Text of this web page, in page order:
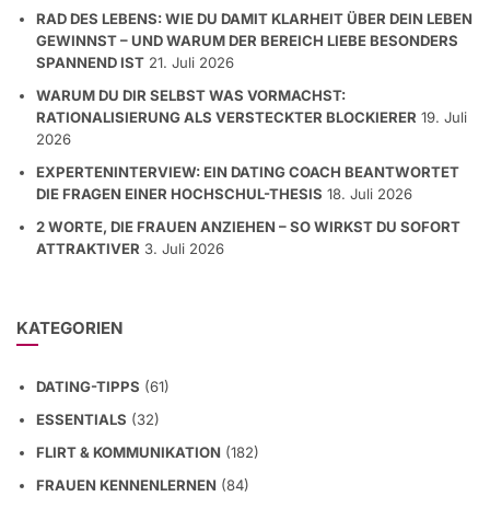
RAD DES LEBENS: WIE DU DAMIT KLARHEIT ÜBER DEIN LEBEN
GEWINNST – UND WARUM DER BEREICH LIEBE BESONDERS
SPANNEND IST 21. Juli 2026
WARUM DU DIR SELBST WAS VORMACHST:
RATIONALISIERUNG ALS VERSTECKTER BLOCKIERER 19. Juli
2026
EXPERTENINTERVIEW: EIN DATING COACH BEANTWORTET
DIE FRAGEN EINER HOCHSCHUL-THESIS 18. Juli 2026
2 WORTE, DIE FRAUEN ANZIEHEN – SO WIRKST DU SOFORT
ATTRAKTIVER 3. Juli 2026
KATEGORIEN
DATING-TIPPS (61)
ESSENTIALS (32)
FLIRT & KOMMUNIKATION (182)
FRAUEN KENNENLERNEN (84)